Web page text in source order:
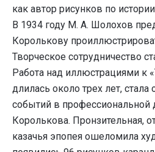
как автор рисунков по
В 1934 году М. А. Шолохов
Королькову
Творческое сотрудничество
Работа над иллюстрациями к
длилась около трех лет,
событий в профессиональной
Королькова. Пронзительная,
казачья эпопея ошеломила